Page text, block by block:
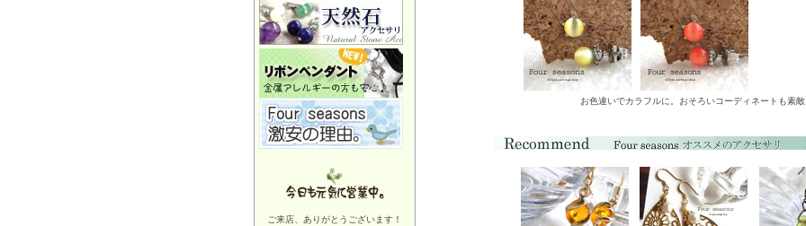
ご来店、ありがとうございます！
お色違いでカラフルに。おそろいコーディネートも素敵